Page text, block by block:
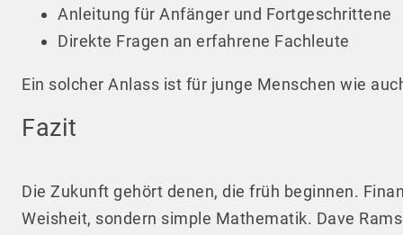
Anleitung für Anfänger und Fortgeschrittene
Direkte Fragen an erfahrene Fachleute
Ein solcher Anlass ist für junge Menschen wie
Fazit
Die Zukunft gehört denen, die früh beginnen.
Weisheit, sondern simple Mathematik. Dave